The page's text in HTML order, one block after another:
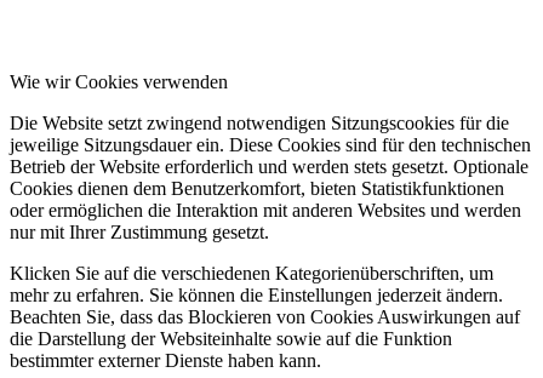
Wie wir Cookies verwenden
Die Website setzt zwingend notwendigen Sitzungscookies für die
jeweilige Sitzungsdauer ein. Diese Cookies sind für den technischen
Betrieb der Website erforderlich und werden stets gesetzt. Optionale
Cookies dienen dem Benutzerkomfort, bieten Statistikfunktionen
oder ermöglichen die Interaktion mit anderen Websites und werden
nur mit Ihrer Zustimmung gesetzt.
Klicken Sie auf die verschiedenen Kategorienüberschriften, um
mehr zu erfahren. Sie können die Einstellungen jederzeit ändern.
Beachten Sie, dass das Blockieren von Cookies Auswirkungen auf
die Darstellung der Websiteinhalte sowie auf die Funktion
bestimmter externer Dienste haben kann.